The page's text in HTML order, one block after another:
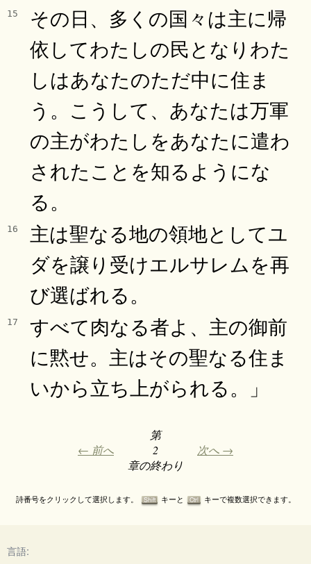
15
その日、多くの国々は主に帰
依してわたしの民となりわた
しはあなたのただ中に住ま
う。こうして、あなたは万軍
の主がわたしをあなたに遣わ
されたことを知るようにな
る。
16
主は聖なる地の領地としてユ
ダを譲り受けエルサレムを再
び選ばれる。
17
すべて肉なる者よ、主の御前
に黙せ。主はその聖なる住ま
いから立ち上がられる。」
← 前へ
第
2
章の終わり
次へ →
詩番号をクリックして選択します。 Shift キーと Ctrl キーで複数選択できます。
言語: